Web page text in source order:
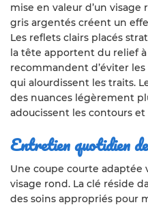
mise en valeur d’un
gris argentés créent un
Les reflets clairs placés
la tête apportent du relief
recommandent d’éviter
qui alourdissent les traits.
des nuances légèrement
adoucissent les contours
Entretien quotidien
Une coupe courte
visage rond. La clé réside
des soins appropriés pour